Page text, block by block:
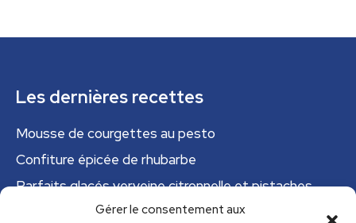
Gérer le consentement aux
Les dernières recettes
Mousse de courgettes au pesto
Confiture épicée de rhubarbe
Parfaits glacés verveine citronnelle et pistaches
Tajine tunisien à la courgette (IG bas)